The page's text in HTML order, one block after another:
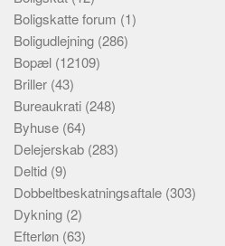
Boligskatte forum (1)
Boligudlejning (286)
Bopæl (12109)
Briller (43)
Bureaukrati (248)
Byhuse (64)
Delejerskab (283)
Deltid (9)
Dobbeltbeskatningsaftale (303)
Dykning (2)
Efterløn (63)